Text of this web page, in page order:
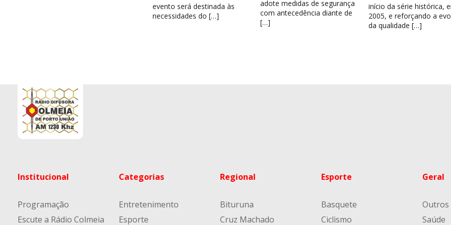
evento será destinada às
necessidades do […]
adote medidas de segurança
com antecedência diante de
[…]
início da série histórica,
2005, e reforçando a
da qualidade […]
Institucional
Programação
Escute a Rádio Colmeia
Categorias
Entretenimento
Esporte
Regional
Bituruna
Cruz Machado
Esporte
Basquete
Ciclismo
Geral
Outros
Saúde